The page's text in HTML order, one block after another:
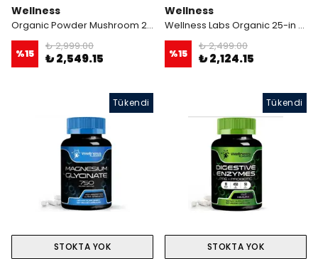
Wellness
Organic Powder Mushroom 25-ın-1 complex 120 Servis Net WT 8.5 OZ (240 g)
%15
₺ 2,999.00
₺ 2,549.15
Wellness
Wellness Labs Organic 25-in 1 Mushroom Complex 10,000 Mg -120 Kapsül
%15
₺ 2,499.00
₺ 2,124.15
Tükendi
STOKTA YOK
Tükendi
STOKTA YOK